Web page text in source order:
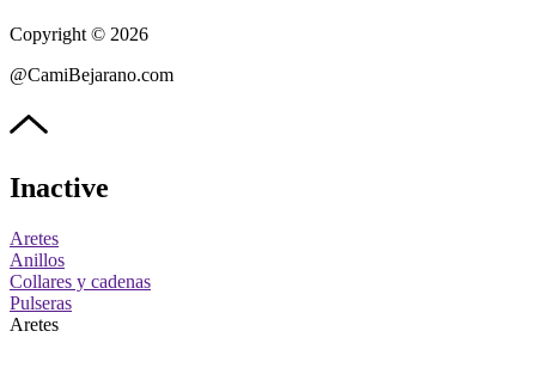
Copyright © 2026
@CamiBejarano.com
Inactive
Aretes
Anillos
Collares y cadenas
Pulseras
Aretes